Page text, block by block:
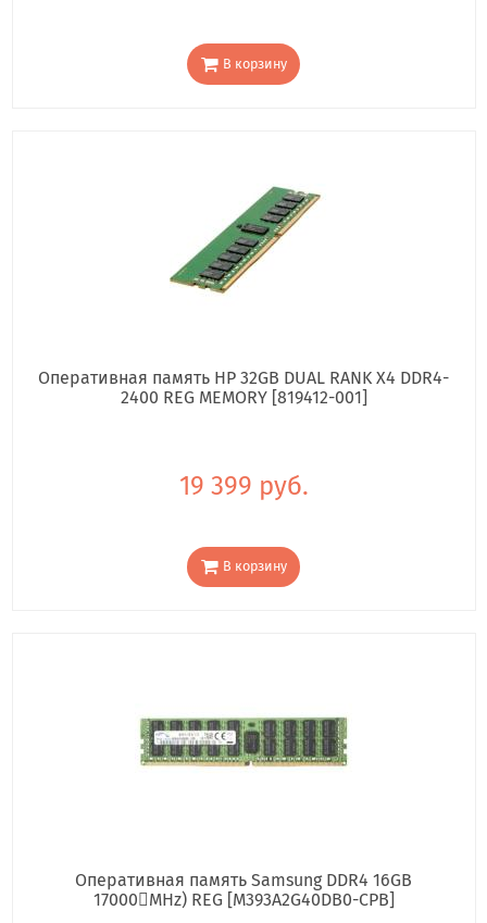
В корзину
Оперативная память HP 32GB DUAL RANK X4 DDR4-
2400 REG MEMORY [819412-001]
19 399 руб.
В корзину
Оперативная память Samsung DDR4 16GB
17000񢋕MHz) REG [M393A2G40DB0-CPB]